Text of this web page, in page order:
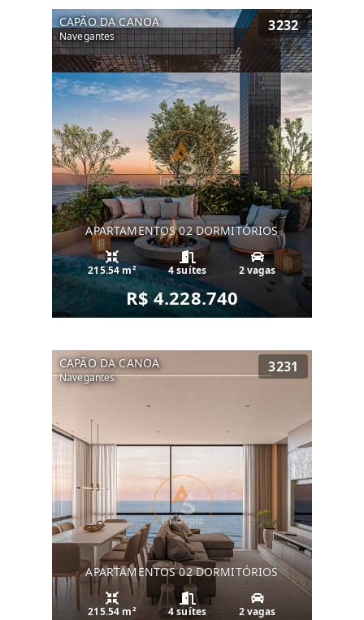
CAPÃO DA CANOA
Navegantes
3232
APARTAMENTOS 02 DORMITÓRIOS
215.54 m² 4 suítes 2 vagas
R$ 4.228.740
CAPÃO DA CANOA
Navegantes
3231
APARTAMENTOS 02 DORMITÓRIOS
215.54 m² 4 suítes 2 vagas